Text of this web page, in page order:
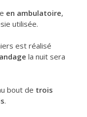
en ambulatoire,
utilisée.
est réalisé
la nuit sera
bout de trois
.